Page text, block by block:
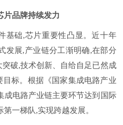
片品牌持续发力
础,芯片重要性凸显。近十年
发展,产业链分工渐明确,在部分
破,技术创新、自给自足已然成
标。根据《国家集成电路产业
成电路产业链主要环节达到国际
一梯队,实现跨越发展。